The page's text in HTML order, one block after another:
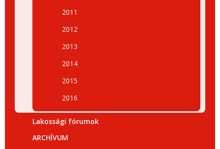
2011
2012
2013
2014
2015
2016
Lakossági fórumok
ARCHÍVUM